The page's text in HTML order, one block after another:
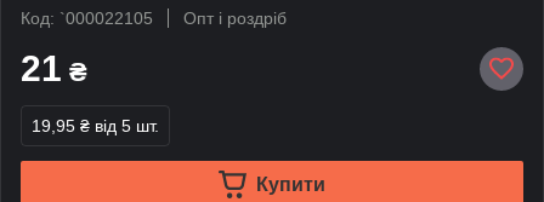
Код: `000022105
Опт і роздріб
21 ₴
19,95 ₴ від 5 шт.
Купити